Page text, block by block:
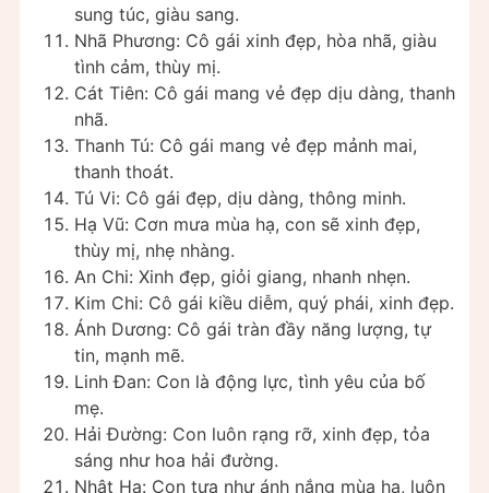
sung túc, giàu sang.
Nhã Phương: Cô gái xinh đẹp, hòa nhã, giàu
tình cảm, thùy mị.
Cát Tiên: Cô gái mang vẻ đẹp dịu dàng, thanh
nhã.
Thanh Tú: Cô gái mang vẻ đẹp mảnh mai,
thanh thoát.
Tú Vi: Cô gái đẹp, dịu dàng, thông minh.
Hạ Vũ: Cơn mưa mùa hạ, con sẽ xinh đẹp,
thùy mị, nhẹ nhàng.
An Chi: Xinh đẹp, giỏi giang, nhanh nhẹn.
Kim Chi: Cô gái kiều diễm, quý phái, xinh đẹp.
Ánh Dương: Cô gái tràn đầy năng lượng, tự
tin, mạnh mẽ.
Linh Đan: Con là động lực, tình yêu của bố
mẹ.
Hải Đường: Con luôn rạng rỡ, xinh đẹp, tỏa
sáng như hoa hải đường.
Nhật Hạ: Con tựa như ánh nắng mùa hạ, luôn